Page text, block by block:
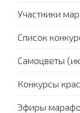
Участники
Список
Самоцветы
Конкурсы
Эфиры